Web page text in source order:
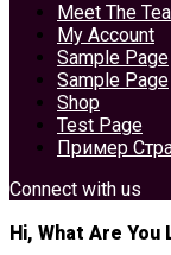
Meet The
My Account
Sample Page
Sample Page
Shop
Test Page
Пример
Connect with us
Hi, What Are You